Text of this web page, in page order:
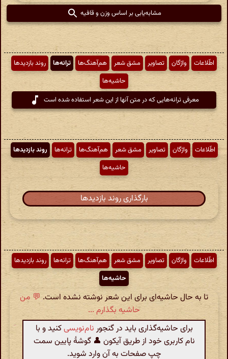
مشابه‌یابی بر اساس وزن و قافیه
اطّلاعات واژگان تصاویر مشق شعر هم‌آهنگ‌ها ترانه‌ها
روند بازدیدها
حاشیه‌ها
معرفی ترانه‌هایی که در متن آنها از این شعر استفاده شده است
اطّلاعات واژگان تصاویر مشق شعر هم‌آهنگ‌ها ترانه‌ها
روند بازدیدها
حاشیه‌ها
بارگذاری روند بازدیدها
اطّلاعات واژگان تصاویر مشق شعر هم‌آهنگ‌ها ترانه‌ها
روند بازدیدها
حاشیه‌ها
تا به حال حاشیه‌ای برای این شعر نوشته نشده است.💬 من
حاشیه بگذارم ...
برای حاشیه‌گذاری باید در گنجور نام‌نویسیکنید و با
نام کاربری خود از طریق آیکون 👤 گوشهٔ پایین سمت
چپ صفحات به آن وارد شوید.